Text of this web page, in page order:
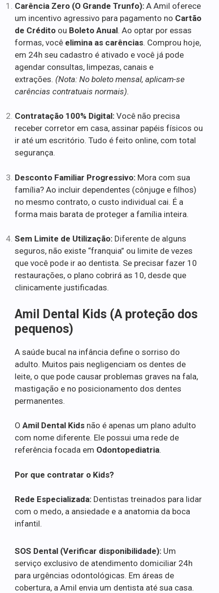
Carência Zero (O Grande Trunfo): A Amil oferece
um incentivo agressivo para pagamento no Cartão
de Crédito ou Boleto Anual. Ao optar por essas
formas, você elimina as carências. Comprou hoje,
em 24h seu cadastro é ativado e você já pode
agendar consultas, limpezas, canais e
extrações. (Nota: No boleto mensal, aplicam-se
carências contratuais normais).
Contratação 100% Digital: Você não precisa
receber corretor em casa, assinar papéis físicos ou
ir até um escritório. Tudo é feito online, com total
segurança.
Desconto Familiar Progressivo: Mora com sua
família? Ao incluir dependentes (cônjuge e filhos)
no mesmo contrato, o custo individual cai. É a
forma mais barata de proteger a família inteira.
Sem Limite de Utilização: Diferente de alguns
seguros, não existe “franquia” ou limite de vezes
que você pode ir ao dentista. Se precisar fazer 10
restaurações, o plano cobrirá as 10, desde que
clinicamente justificadas.
Amil Dental Kids (A proteção dos
pequenos)
A saúde bucal na infância define o sorriso do
adulto. Muitos pais negligenciam os dentes de
leite, o que pode causar problemas graves na fala,
mastigação e no posicionamento dos dentes
permanentes.
O Amil Dental Kids não é apenas um plano adulto
com nome diferente. Ele possui uma rede de
referência focada em Odontopediatria.
Por que contratar o Kids?
Rede Especializada: Dentistas treinados para lidar
com o medo, a ansiedade e a anatomia da boca
infantil.
SOS Dental (Verificar disponibilidade): Um
serviço exclusivo de atendimento domiciliar 24h
para urgências odontológicas. Em áreas de
cobertura, a Amil envia um dentista até sua casa.